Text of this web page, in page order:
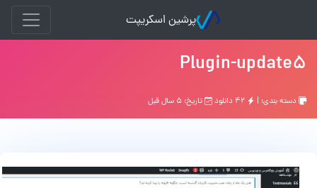
پرشین اسکریپت
Plugin-update5
دسته بندی: | تاریخ: ۵ سال قبل